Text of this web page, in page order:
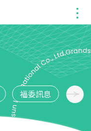
福委訊息